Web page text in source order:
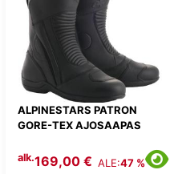
ALPINESTARS PATRON
GORE-TEX AJOSAAPAS
alk.169,00 € ALE:47 %